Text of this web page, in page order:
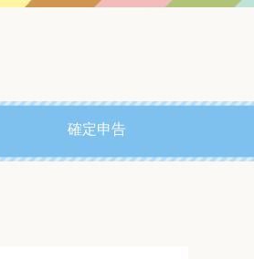
確定申告